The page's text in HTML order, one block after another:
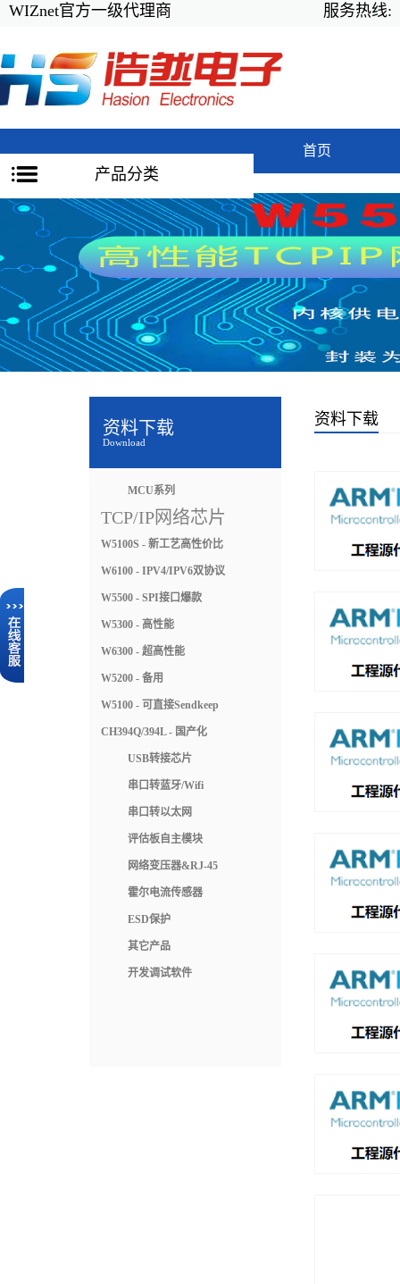
WIZnet官方一级代理商 服务热线:
产品分类
首页
资料下载
Download
MCU系列
TCP/IP网络芯片
W5100S - 新工艺高性价比
W6100 - IPV4/IPV6双协议
W5500 - SPI接口爆款
W5300 - 高性能
W6300 - 超高性能
W5200 - 备用
W5100 - 可直接Sendkeep
CH394Q/394L - 国产化
USB转接芯片
串口转蓝牙/Wifi
串口转以太网
评估板自主模块
网络变压器&RJ-45
霍尔电流传感器
ESD保护
其它产品
开发调试软件
资料下载